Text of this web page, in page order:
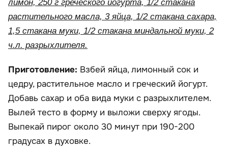
лимон, 250 г греческого йогурта, 1/2 стакана
растительного масла, 3 яйца, 1/2 стакана сахара,
1,5 стакана муки, 1/2 стакана миндальной муки, 2
ч.л. разрыхлителя.
Приготовление: Взбей яйца, лимонный сок и
цедру, растительное масло и греческий йогурт.
Добавь сахар и оба вида муки с разрыхлителем.
Вылей тесто в форму и выложи сверху ягоды.
Выпекай пирог около 30 минут при 190-200
градусах в духовке.